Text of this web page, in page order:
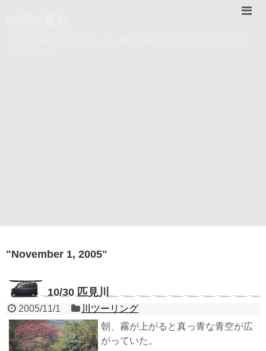
"November 1, 2005"
10/30 匹見川
2005/11/1
川ツーリング
朝、霧が上がると真っ青な青空が広
がっていた。